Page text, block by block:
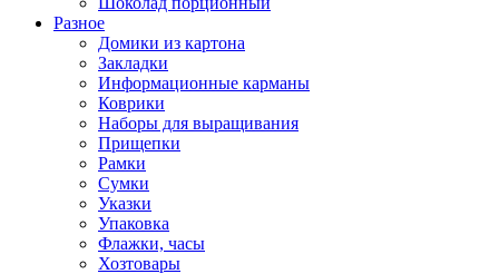
Разное
Домики из картона
Закладки
Информационные карманы
Коврики
Наборы для выращивания
Прищепки
Рамки
Сумки
Указки
Упаковка
Флажки, часы
Хозтовары